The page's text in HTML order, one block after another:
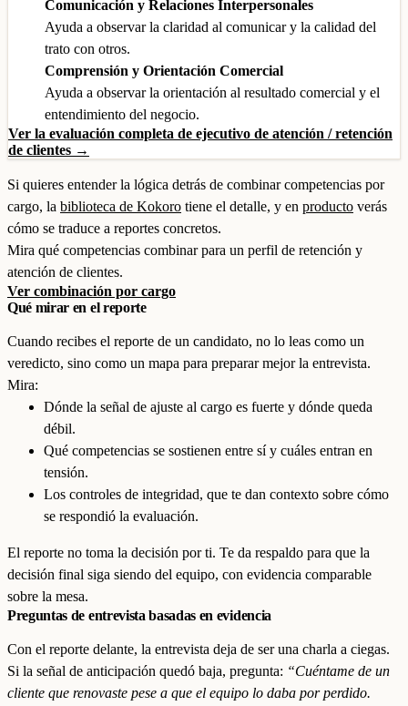
Comunicación y Relaciones Interpersonales
Ayuda a observar la claridad al comunicar y la calidad del
trato con otros.
Comprensión y Orientación Comercial
Ayuda a observar la orientación al resultado comercial y el
entendimiento del negocio.
Ver la evaluación completa de ejecutivo de atención / retención
de clientes →
Si quieres entender la lógica detrás de combinar competencias por
cargo, la biblioteca de Kokoro tiene el detalle, y en producto verás
cómo se traduce a reportes concretos.
Mira qué competencias combinar para un perfil de retención y
atención de clientes.
Ver combinación por cargo
Qué mirar en el reporte
Cuando recibes el reporte de un candidato, no lo leas como un
veredicto, sino como un mapa para preparar mejor la entrevista.
Mira:
Dónde la señal de ajuste al cargo es fuerte y dónde queda
débil.
Qué competencias se sostienen entre sí y cuáles entran en
tensión.
Los controles de integridad, que te dan contexto sobre cómo
se respondió la evaluación.
El reporte no toma la decisión por ti. Te da respaldo para que la
decisión final siga siendo del equipo, con evidencia comparable
sobre la mesa.
Preguntas de entrevista basadas en evidencia
Con el reporte delante, la entrevista deja de ser una charla a ciegas.
Si la señal de anticipación quedó baja, pregunta: “Cuéntame de un
cliente que renovaste pese a que el equipo lo daba por perdido.